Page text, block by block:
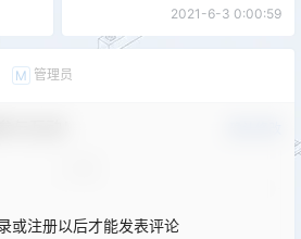
2021-6-3 0:00:59
M 管理员
或注册以后才能发表评论